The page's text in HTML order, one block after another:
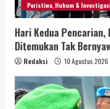
Peristiwa, Hukum & Investigasi
Hari Kedua Pencarian,
Ditemukan Tak
Redaksi 10 Agustus 2026